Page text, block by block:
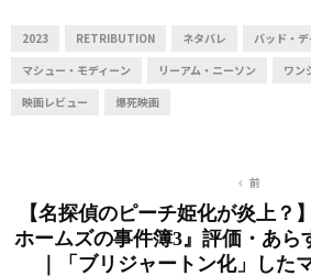
2023 RETRIBUTION ネタバレ
バッド・
マシュー・モディーン
リーアム・ニーソン
ワン
映画レビュー
爆死映画
前
【名探偵のピーチ姫化が炎上？
ホームズの事件簿3』評価・あら
｜「ブリジャートン化」した